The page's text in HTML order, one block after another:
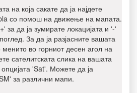
на која сакате да ја најдете
со помош на движење на мапата.
за да ја зумирате локацијата и '-'
За да ја разјасните вашата
менито во горниот десен агол на
сателитската слика на вашата
опцијата 'Sat'. Можете да ја
за различни мапи.